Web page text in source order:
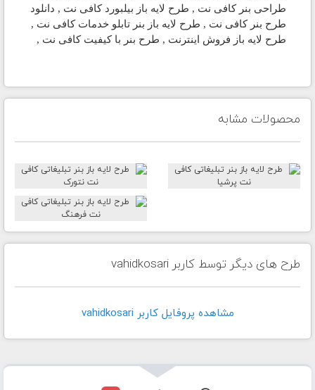
طراحی بنر کافی نت , طرح لایه باز بیلبورد کافی نت , دانلود
طرح بنر کافی نت , طرح لایه باز بنر تابلو خدمات کافی نت ,
طرح لایه باز فروش اینترنت , طرح بنر با کیفیت کافی نت ,
محصولات مشابه
طرح های دیگر توسط کاربر vahidkosari
مشاهده پروفايل کاربر vahidkosari